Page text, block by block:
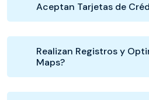
Aceptan Tarjetas de
Realizan Registros y
Maps?